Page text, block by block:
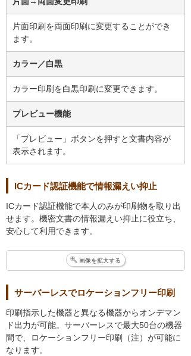
片面印刷を両面印刷に変更することができ
ます。
カラー／白黒
カラー印刷を白黒印刷に変更できます。
プレビュー機能
「プレビュー」ボタンを押すと文書内容が
表示されます。
ICカード認証機能で情報漏えい抑止
ICカード認証機能で本人のみが印刷物を取り出
せます。機密文書の情報漏えい抑止に役立ち、
安心して利用できます。
画像を拡大する
サーバーレスでロケーションフリー印刷
印刷指示した機器と異なる機器からオンデマン
ド出力が可能。サーバーレスで最大50台の機器
間で、ロケーションフリー印刷（注）が可能に
なります。